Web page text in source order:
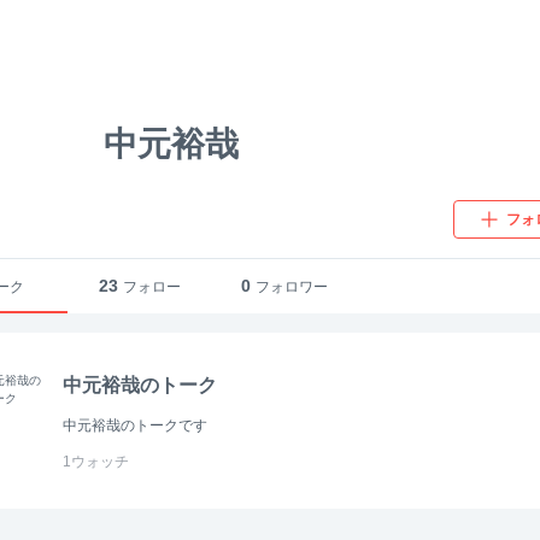
中元裕哉
フォ
ク 23 フォロー 0 フォロワー
中元裕哉のトーク
中元裕哉のトークです
1ウォッチ